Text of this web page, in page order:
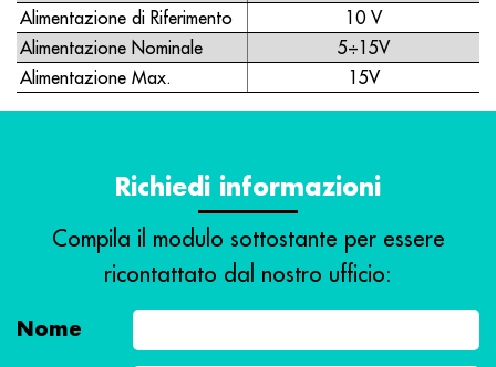
Alimentazione di Riferimento
10 V
Alimentazione Nominale
5÷15V
Alimentazione Max.
15V
Richiedi informazioni
Compila il modulo sottostante per essere
ricontattato dal nostro ufficio:
Nome